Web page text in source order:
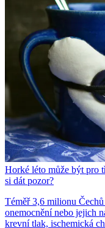
Horké léto může být pro
si dát pozor?
Téměř 3,6 milionu
onemocnění nebo jejich
krevní tlak, ischemická